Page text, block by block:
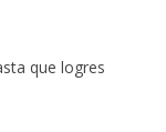
que logres